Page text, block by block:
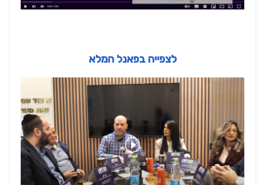
לצפייה בפאנל המלא